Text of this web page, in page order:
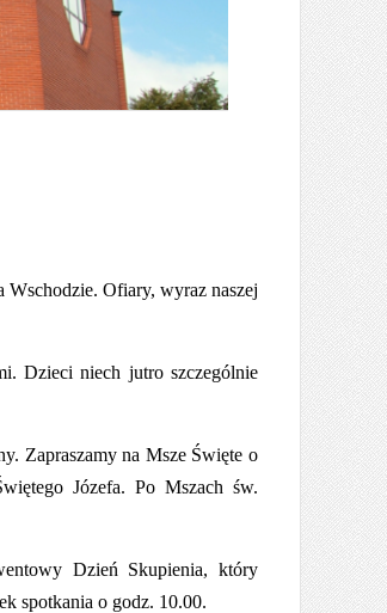
Ofiary, wyraz naszej
Dzieci niech jutro szczególnie
Zapraszamy na Msze Święte o
Józefa. Po Mszach św.
Dzień Skupienia, który
spotkania o godz. 10.00.